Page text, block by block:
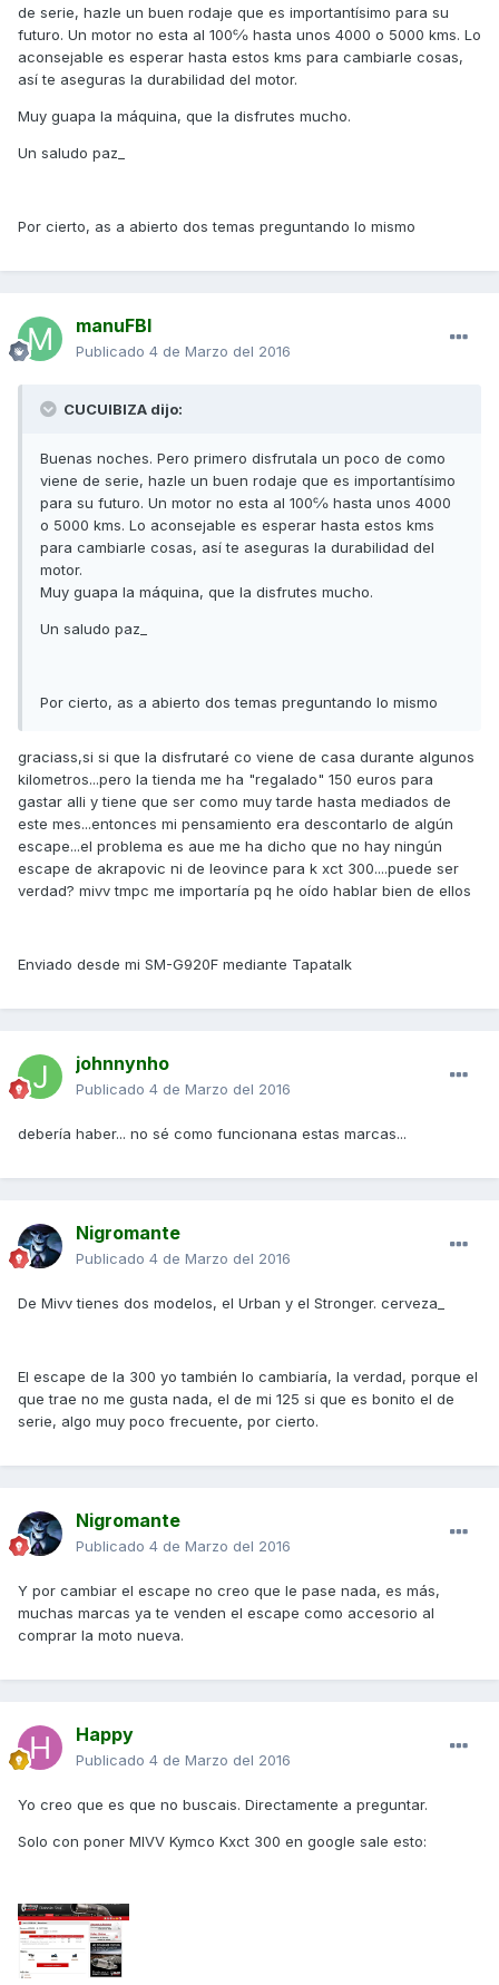
de serie, hazle un buen rodaje que es importantísimo para su
futuro. Un motor no esta al 100℅ hasta unos 4000 o 5000 kms. Lo
aconsejable es esperar hasta estos kms para cambiarle cosas,
así te aseguras la durabilidad del motor.
Muy guapa la máquina, que la disfrutes mucho.
Un saludo paz_
Por cierto, as a abierto dos temas preguntando lo mismo
manuFBI
Publicado 4 de Marzo del 2016
CUCUIBIZA dijo:
Buenas noches. Pero primero disfrutala un poco de como
viene de serie, hazle un buen rodaje que es importantísimo
para su futuro. Un motor no esta al 100℅ hasta unos 4000
o 5000 kms. Lo aconsejable es esperar hasta estos kms
para cambiarle cosas, así te aseguras la durabilidad del
motor.
Muy guapa la máquina, que la disfrutes mucho.
Un saludo paz_
Por cierto, as a abierto dos temas preguntando lo mismo
graciass,si si que la disfrutaré co viene de casa durante algunos
kilometros...pero la tienda me ha "regalado" 150 euros para
gastar alli y tiene que ser como muy tarde hasta mediados de
este mes...entonces mi pensamiento era descontarlo de algún
escape...el problema es aue me ha dicho que no hay ningún
escape de akrapovic ni de leovince para k xct 300....puede ser
verdad? mivv tmpc me importaría pq he oído hablar bien de ellos
Enviado desde mi SM-G920F mediante Tapatalk
johnnynho
Publicado 4 de Marzo del 2016
debería haber... no sé como funcionana estas marcas...
Nigromante
Publicado 4 de Marzo del 2016
De Mivv tienes dos modelos, el Urban y el Stronger. cerveza_
El escape de la 300 yo también lo cambiaría, la verdad, porque el
que trae no me gusta nada, el de mi 125 si que es bonito el de
serie, algo muy poco frecuente, por cierto.
Nigromante
Publicado 4 de Marzo del 2016
Y por cambiar el escape no creo que le pase nada, es más,
muchas marcas ya te venden el escape como accesorio al
comprar la moto nueva.
Happy
Publicado 4 de Marzo del 2016
Yo creo que es que no buscais. Directamente a preguntar.
Solo con poner MIVV Kymco Kxct 300 en google sale esto: